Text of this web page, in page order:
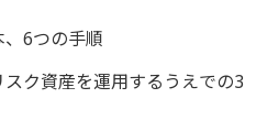
6つの手順
ク資産を運用するうえでの3